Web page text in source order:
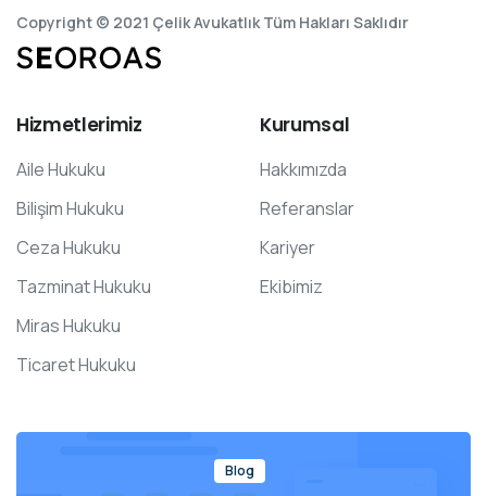
Copyright © 2021 Çelik Avukatlık Tüm Hakları Saklıdır
Hizmetlerimiz
Aile Hukuku
Bilişim Hukuku
Ceza Hukuku
Tazminat Hukuku
Miras Hukuku
Ticaret Hukuku
Kurumsal
Hakkımızda
Referanslar
Kariyer
Ekibimiz
Blog